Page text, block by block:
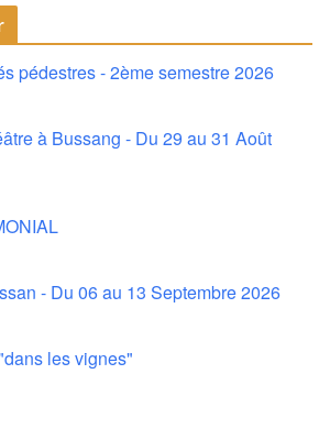
pédestres - 2ème semestre 2026
à Bussang - Du 29 au 31 Août
- Du 06 au 13 Septembre 2026
les vignes"